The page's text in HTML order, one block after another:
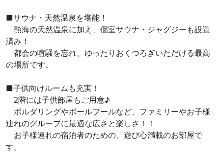
■サウナ・天然温泉を堪能！
熱海の天然温泉に加え、個室サウナ・ジャグジーも設置
済み！
都会の喧騒を忘れ、ゆったりおくつろぎいただける最高
の場所です。
■子供向けルームも充実！
2階には子供部屋もご用意♪
ボルダリングやボールプールなど、ファミリーやお子様
連れのグループに最適な広さと楽しさ！！
お子様連れの宿泊者のための、遊び心満載のお部屋で
す。